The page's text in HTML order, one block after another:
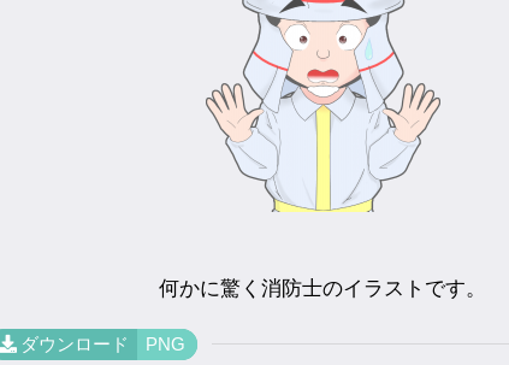
何かに驚く消防士のイラストです。
ダウンロード PNG